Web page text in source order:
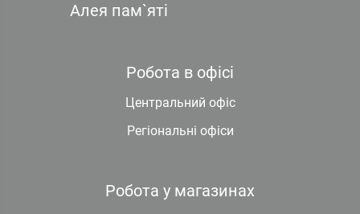
Алея пам`яті
Робота в офісі
Центральний офіс
Регіональні офіси
Робота у магазинах